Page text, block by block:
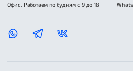
Офис. Работаем по будням с 9 до 18